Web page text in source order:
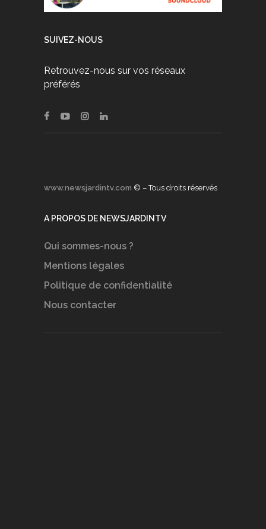
SUIVEZ-NOUS
Retrouvez-nous sur vos réseaux
préférés
www.newsjardintv.com © – Tous droits réservés
A PROPOS DE NEWSJARDINTV
Qui sommes-nous ?
Mentions légales
Politique de confidentialité
Nous contacter